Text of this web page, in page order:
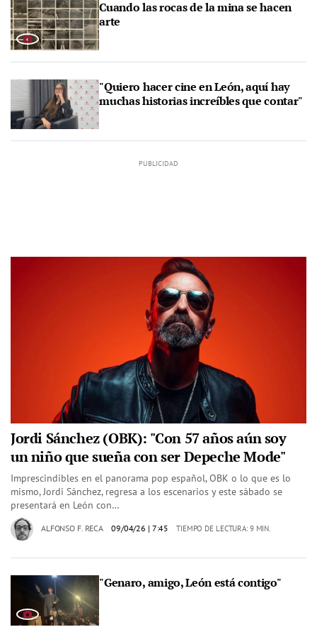
Cuando las rocas de la mina se hacen
arte
"Quiero hacer cine en León, aquí hay
muchas historias increíbles que contar"
Jordi Sánchez (OBK): "Con 57 años aún soy
un niño que sueña con ser Depeche Mode"
Imprescindibles en el panorama pop español, OBK o lo que es lo
mismo, Jordi Sánchez, regresa a los escenarios y este sábado se
presentará en León con…
ALFONSO F. RECA 09/04/26 | 7:45 TIEMPO DE LECTURA: 9 MIN.
"Genaro, amigo, León está contigo"